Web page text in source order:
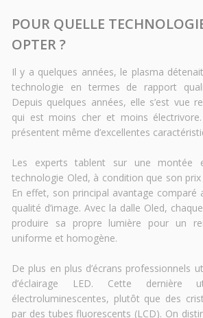
POUR QUELLE
OPTER ?
Il y a quelques années, le plasma
technologie en termes de rapport
Depuis quelques années, elle s’est vue
qui est moins cher et moins
présentent même d’excellentes
Les experts tablent sur une montée
technologie Oled, à condition que son
En effet, son principal avantage comparé
qualité d’image. Avec la dalle Oled,
produire sa propre lumière pour un
uniforme et homogène.
De plus en plus d’écrans professionnels
d’éclairage LED. Cette dernière
électroluminescentes, plutôt que des
par des tubes fluorescents (LCD). On